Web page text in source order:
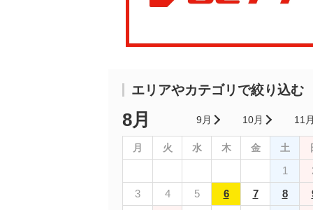
エリアやカテゴリで絞り込む
8月 9月 10月 11
月 火 水 木 金 土
1
3
4 5 6 7 8